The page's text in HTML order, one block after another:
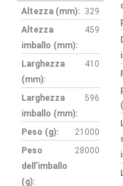
Altezza (mm): 329
Altezza
imballo (mm):
459
Larghezza
(mm):
410
Larghezza
imballo (mm):
596
Peso (g):
21000
Peso
dell’imballo
(g):
28000